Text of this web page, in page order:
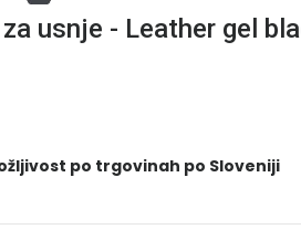
usnje - Leather gel
po trgovinah po Sloveniji